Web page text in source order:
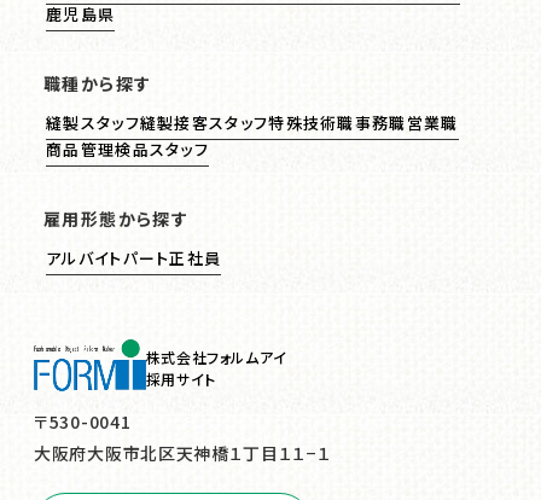
鹿児島県
職種から探す
縫製スタッフ縫製接客スタッフ特殊技術職事務職営業職
商品管理検品スタッフ
雇用形態から探す
アルバイトパート正社員
株式会社フォルムアイ
採用サイト
〒530-0041
大阪府大阪市北区天神橋１丁目１１−１